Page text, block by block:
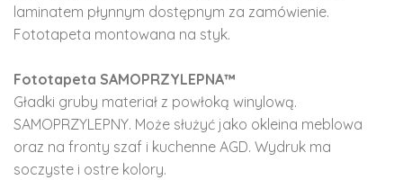
laminatem płynnym dostępnym za zamówienie.
Fototapeta montowana na styk.
Fototapeta SAMOPRZYLEPNA™
Gładki gruby materiał z powłoką winylową.
SAMOPRZYLEPNY. Może służyć jako okleina meblowa
oraz na fronty szaf i kuchenne AGD. Wydruk ma
soczyste i ostre kolory.